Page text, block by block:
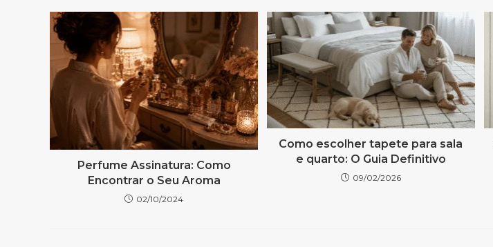
Perfume Assinatura: Como
Encontrar o Seu Aroma
02/10/2024
Como escolher tapete para sala
e quarto: O Guia Definitivo
09/02/2026